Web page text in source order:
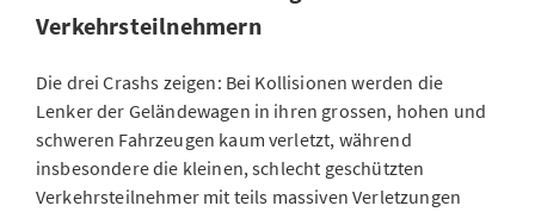
Verkehrsteilnehmern
Die drei Crashs zeigen: Bei Kollisionen werden die
Lenker der Geländewagen in ihren grossen, hohen und
schweren Fahrzeugen kaum verletzt, während
insbesondere die kleinen, schlecht geschützten
Verkehrsteilnehmer mit teils massiven Verletzungen